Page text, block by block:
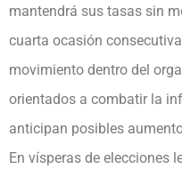
mantendrá sus tasas sin
cuarta ocasión
movimiento dentro del
orientados a combatir la
anticipan posibles
En vísperas de elecciones